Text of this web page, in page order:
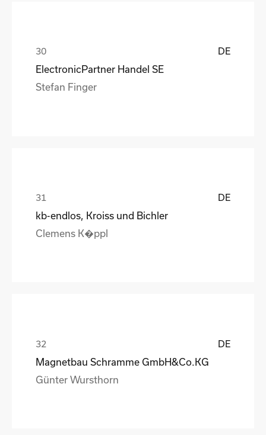
DE
ElectronicPartner Handel SE
Stefan Finger
DE
kb-endlos, Kroiss und Bichler
Clemens K�ppl
DE
Magnetbau Schramme GmbH&Co.KG
Günter Wursthorn